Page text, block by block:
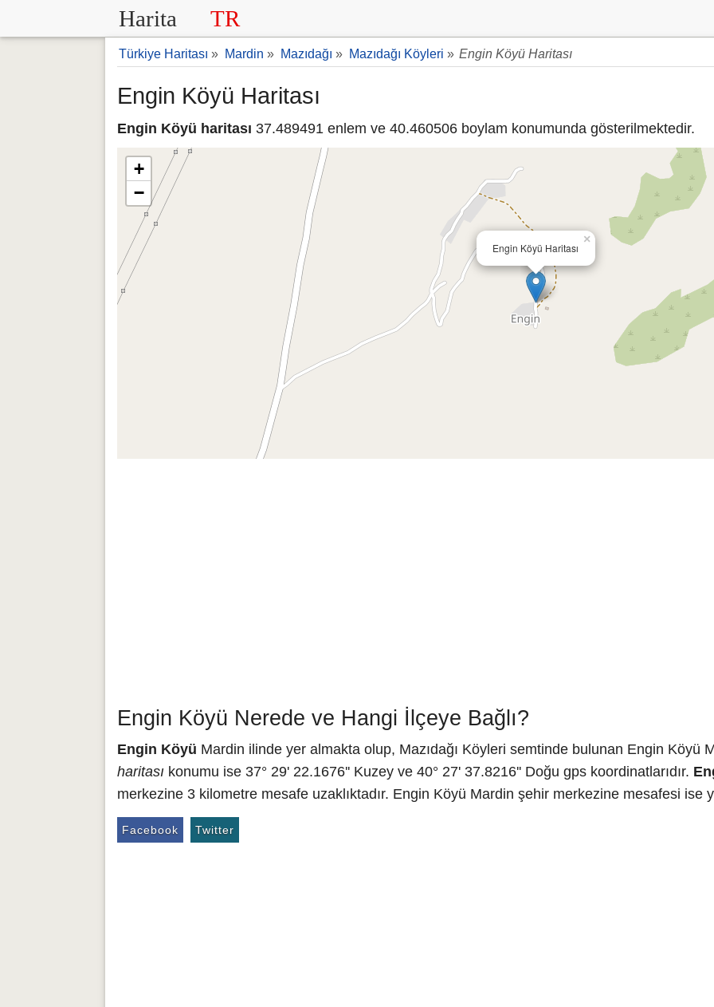
Harita TR
Türkiye Haritası » Mardin » Mazıdağı » Mazıdağı Köyleri » Engin Köyü Haritası
Engin Köyü Haritası
Engin Köyü haritası 37.489491 enlem ve 40.460506 boylam konumunda gösterilmektedir.
Engin Köyü Haritası
×
+
−
Engin Köyü Nerede ve Hangi İlçeye Bağlı?
Engin Köyü Mardin ilinde yer almakta olup, Mazıdağı Köyleri semtinde bulunan Engin Köyü
haritası konumu ise 37° 29' 22.1676'' Kuzey ve 40° 27' 37.8216'' Doğu gps koordinatlarıdır.
merkezine 3 kilometre mesafe uzaklıktadır. Engin Köyü Mardin şehir merkezine mesafesi ise
Facebook Twitter